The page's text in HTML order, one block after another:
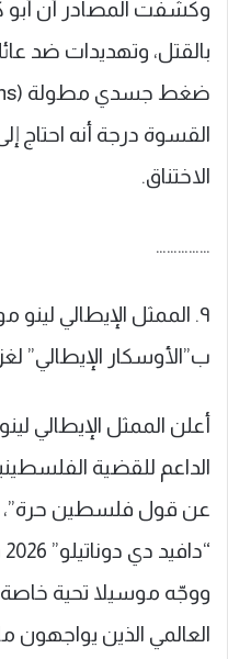
وكشفت المصادر أن
بالقتل، وتهديدات ضد
القسوة درجة أنه
الاختناق.
……………
٩. الممثل الإيطالي
ب”الأوسكار
أعلن الممثل الإيطالي
الداعم للقضية
عن قول فلسطين حرة”،
“دافيد دي دوناتيلو” 2026 في روما.
ووجّه موسيلا تحية
العالمي الذين